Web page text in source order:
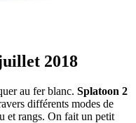
2018
au fer blanc. Splatoon 2
différents modes de
et rangs. On fait un petit